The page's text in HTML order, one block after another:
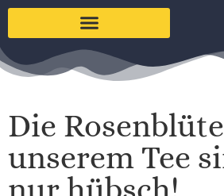
Die
unserem Tee